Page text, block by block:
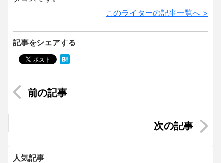
このライターの記事一覧へ >
記事をシェアする
【速報】iPhone7＆iPhone7 Plusの値段 @ホーチ
いつもの市街地がサーキットになる！F1シンガポ
人気記事